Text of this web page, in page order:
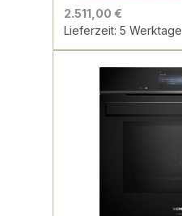
2.511,00 €
Lieferzeit: 5 Werktage